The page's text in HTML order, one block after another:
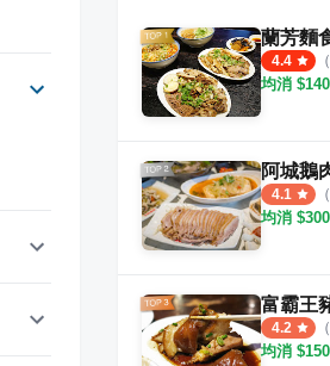
蘭芳麵
4.4 （
均消 $140
阿城鵝
4.1 （
均消 $300
富霸王
4.2 （
均消 $150